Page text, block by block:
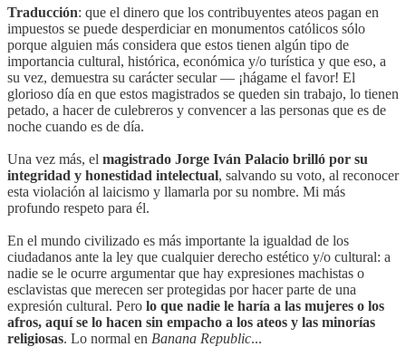
Traducción: que el dinero que los contribuyentes ateos pagan en
impuestos se puede desperdiciar en monumentos católicos sólo
porque alguien más considera que estos tienen algún tipo de
importancia cultural, histórica, económica y/o turística y que eso, a
su vez, demuestra su carácter secular — ¡hágame el favor! El
glorioso día en que estos magistrados se queden sin trabajo, lo tienen
petado, a hacer de culebreros y convencer a las personas que es de
noche cuando es de día.
Una vez más, el magistrado Jorge Iván Palacio brilló por su
integridad y honestidad intelectual, salvando su voto, al reconocer
esta violación al laicismo y llamarla por su nombre. Mi más
profundo respeto para él.
En el mundo civilizado es más importante la igualdad de los
ciudadanos ante la ley que cualquier derecho estético y/o cultural: a
nadie se le ocurre argumentar que hay expresiones machistas o
esclavistas que merecen ser protegidas por hacer parte de una
expresión cultural. Pero lo que nadie le haría a las mujeres o los
afros, aquí se lo hacen sin empacho a los ateos y las minorías
religiosas. Lo normal en Banana Republic...